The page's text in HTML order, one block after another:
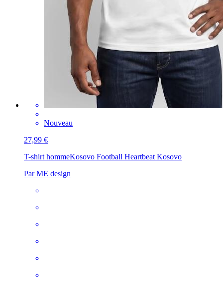
Nouveau
27,99 €
T-shirt hommeKosovo Football Heartbeat Kosovo
Par ME design